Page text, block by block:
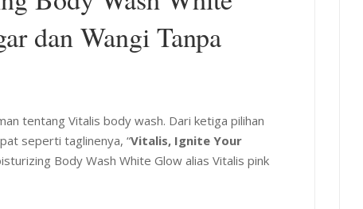
dan Wangi Tanpa
tentang Vitalis body wash. Dari ketiga pilihan
seperti taglinenya, “Vitalis, Ignite Your
Body Wash White Glow alias Vitalis pink